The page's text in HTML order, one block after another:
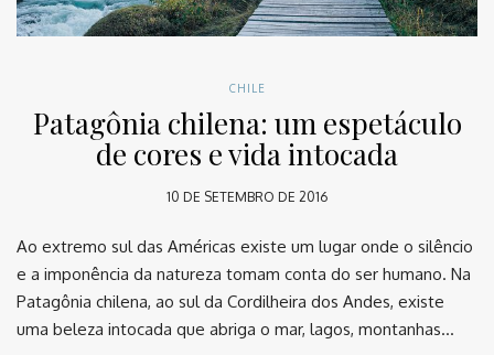
CHILE
Patagônia chilena: um espetáculo
de cores e vida intocada
10 DE SETEMBRO DE 2016
Ao extremo sul das Américas existe um lugar onde o silêncio
e a imponência da natureza tomam conta do ser humano. Na
Patagônia chilena, ao sul da Cordilheira dos Andes, existe
uma beleza intocada que abriga o mar, lagos, montanhas…